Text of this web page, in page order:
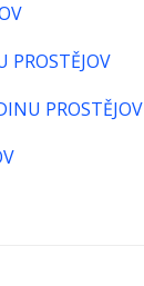
PROSTĚJOV
PROSTĚJOV